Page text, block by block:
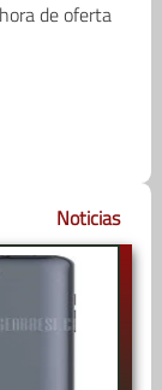
de oferta
Noticias